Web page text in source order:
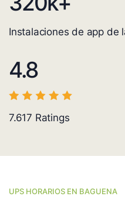
Instalaciones de app de
4.8
7.617 Ratings
UPS HORARIOS EN BAGUENA